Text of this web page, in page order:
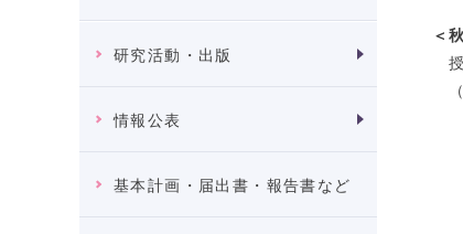
研究活動・出版
情報公表
基本計画・届出書・報告書など
＜
授
（